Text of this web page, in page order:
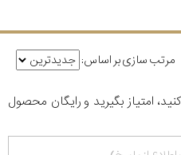
مرتب سازی بر اساس:
امتیاز بگیرید و رایگان محصول